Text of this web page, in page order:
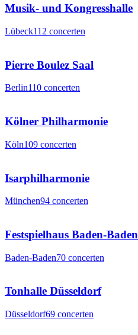
Musik- und Kongresshalle
Lübeck112 concerten
Pierre Boulez Saal
Berlin110 concerten
Kölner Philharmonie
Köln109 concerten
Isarphilharmonie
München94 concerten
Festspielhaus Baden-Baden
Baden-Baden70 concerten
Tonhalle Düsseldorf
Düsseldorf69 concerten